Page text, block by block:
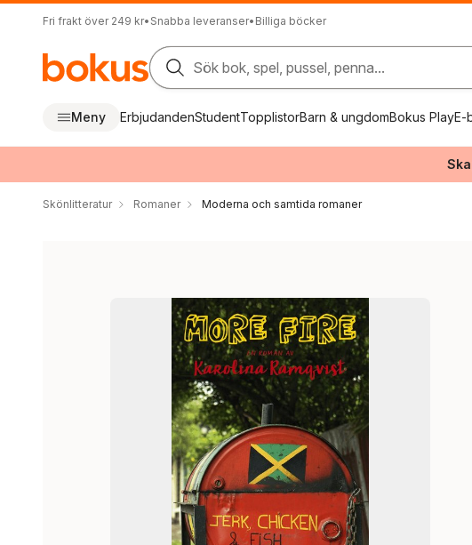
Fri frakt över 249 kr• Snabba leveranser• Billiga böcker
Sök bok, spel, pussel, penna...
Meny ErbjudandenStudentTopplistorBarn & ungdomBokus PlayE-
Skönlitteratur Romaner Moderna och samtida romaner